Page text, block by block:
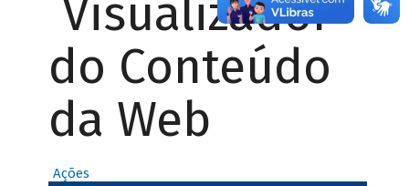
Visualizador
do Conteúdo
da Web
Ações